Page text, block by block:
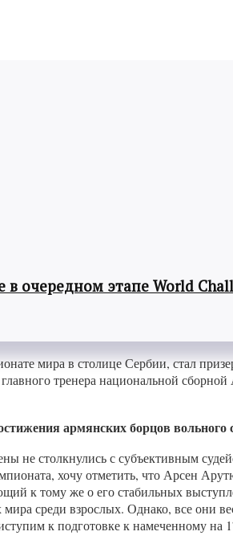
очередном этапе World
мира в столице Сербии, стал
тренера национальной
яармянских борцов вольного
столкнулись с субъективным
хочу отметить, что Арсен
к тому же о его стабильных
среди взрослых. Однако, все они
к подготовке к намеченному на